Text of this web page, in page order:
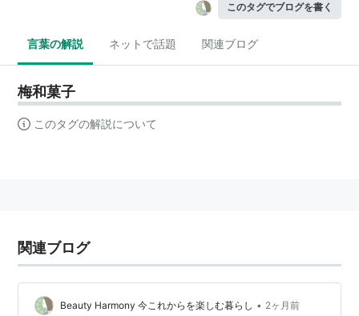
このタグでブログを書く
言葉の解説 ネットで話題 関連ブログ
梅和菓子
このタグの解説について
関連ブログ
Beauty Harmony 今これからを楽しむ暮らし • 2ヶ月前